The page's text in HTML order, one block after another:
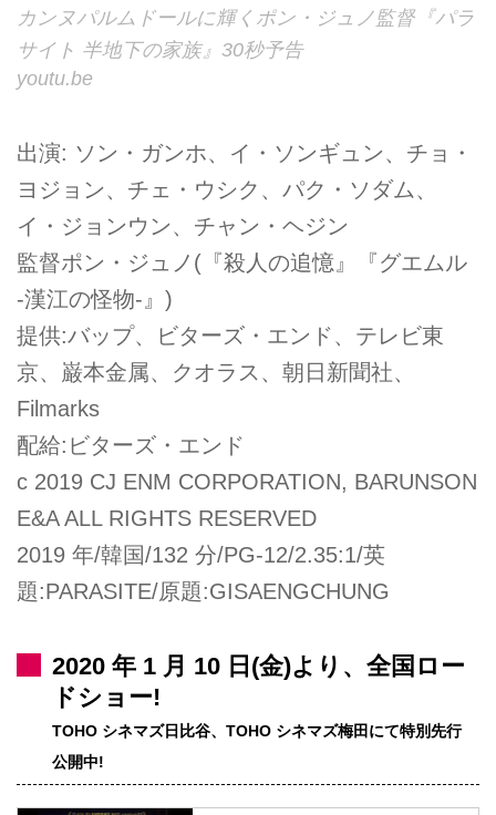
カンヌパルムドールに輝くポン・ジュノ監督『パラ
サイト 半地下の家族』30秒予告
youtu.be
出演: ソン・ガンホ、イ・ソンギュン、チョ・
ヨジョン、チェ・ウシク、パク・ソダム、
イ・ジョンウン、チャン・ヘジン
監督ポン・ジュノ(『殺人の追憶』『グエムル
-漢江の怪物-』)
提供:バップ、ビターズ・エンド、テレビ東
京、巌本金属、クオラス、朝日新聞社、
Filmarks
配給:ビターズ・エンド
c 2019 CJ ENM CORPORATION, BARUNSON
E&A ALL RIGHTS RESERVED
2019 年/韓国/132 分/PG-12/2.35:1/英
題:PARASITE/原題:GISAENGCHUNG
2020 年 1 月 10 日(金)より、全国ロー
ドショー!
TOHO シネマズ日比谷、TOHO シネマズ梅田にて特別先行
公開中!